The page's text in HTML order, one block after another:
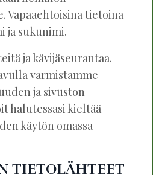
Vapaaehtoisina tietoina
ja sukunimi.
ja kävijäseurantaa.
varmistamme
ja sivuston
halutessasi kieltää
käytön omassa
TIETOLÄHTEET